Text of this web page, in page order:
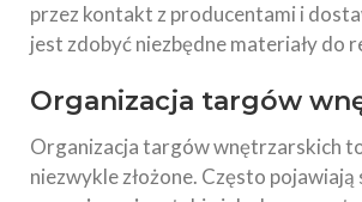
przez kontakt z producentami i
jest zdobyć niezbędne materiały do
Organizacja targów
Organizacja targów wnętrzarskich
niezwykle złożone. Często pojawiają